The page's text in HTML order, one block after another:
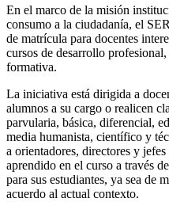
En el marco de la misión
consumo a la ciudadanía, el
de matrícula para docentes
cursos de desarrollo
formativa.
La iniciativa está dirigida a
alumnos a su cargo o realicen
parvularia, básica, diferencial,
media humanista, científico y
a orientadores, directores y
aprendido en el curso a través
para sus estudiantes, ya sea de
acuerdo al actual contexto.